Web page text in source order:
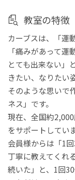
教室の特徴
カーブスは、「運
「痛みがあって運
とても出来ない」
きたい、なりたい
そのような思いで
ネス」です。
現在、全国約
をサポートしてい
会員様からは「1
丁寧に教えてくれ
続いた」と、1回